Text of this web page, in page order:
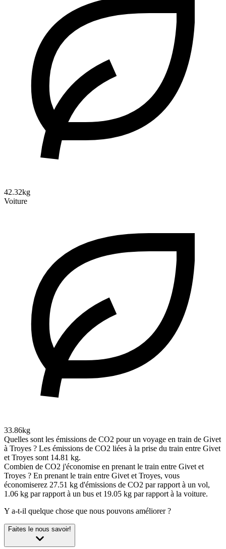
42.32kg
Voiture
33.86kg
Quelles sont les émissions de CO2 pour un voyage en train de Givet
à Troyes ? Les émissions de CO2 liées à la prise du train entre Givet
et Troyes sont 14.81 kg.
Combien de CO2 j'économise en prenant le train entre Givet et
Troyes ? En prenant le train entre Givet et Troyes, vous
économiserez 27.51 kg d'émissions de CO2 par rapport à un vol,
1.06 kg par rapport à un bus et 19.05 kg par rapport à la voiture.
Y a-t-il quelque chose que nous pouvons améliorer ?
Faites le nous savoir!